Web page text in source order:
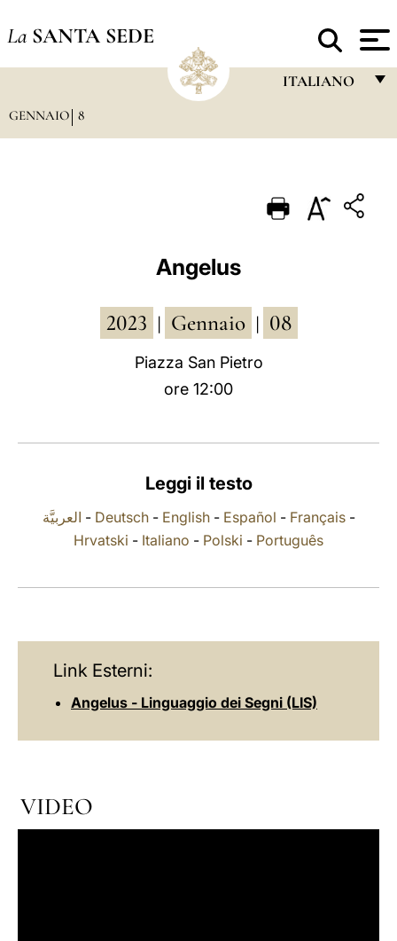
La SANTA SEDE
ITALIANO
PORTUGUÊS
POLSKI
GENNAIO 8
Angelus
2023 Gennaio 08
Piazza San Pietro
ore 12:00
Leggi il testo
العربيَّة - Deutsch- English- Español - Français-
Hrvatski - Italiano - Polski - Português
Link Esterni:
Angelus - Linguaggio dei Segni (LIS)
VIDEO